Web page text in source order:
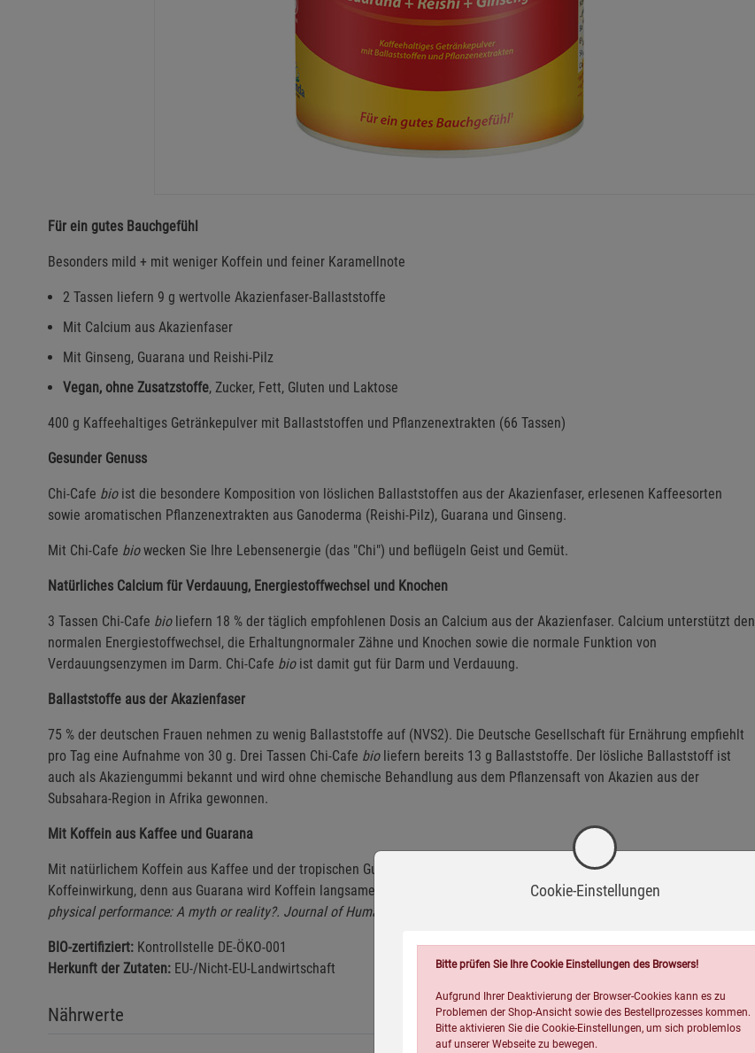
Für ein gutes Bauchgefühl
Besonders mild + mit weniger Koffein und feiner Karamellnote
2 Tassen liefern 9 g wertvolle Akazienfaser-Ballaststoffe
Mit Calcium aus Akazienfaser
Mit Ginseng, Guarana und Reishi-Pilz
Vegan, ohne Zusatzstoffe, Zucker, Fett, Gluten und Laktose
400 g Kaffeehaltiges Getränkepulver mit Ballaststoffen und Pflanzenextrakten (66 Tassen)
Gesunder Genuss
Chi-Cafe bioist die besondere Komposition von löslichen Ballaststoffen aus der Akazienfaser, erlesenen Kaffeesorten
sowie aromatischen Pflanzenextrakten aus Ganoderma (Reishi-Pilz), Guarana und Ginseng.
Mit Chi-Cafe biowecken Sie Ihre Lebensenergie (das "Chi") und beflügeln Geist und Gemüt.
Natürliches Calcium für Verdauung, Energiestoffwechsel und Knochen
3 Tassen Chi-Cafe bioliefern 18 % der täglich empfohlenen Dosis an Calcium aus der Akazienfaser. Calcium unterstützt den
normalen Energiestoffwechsel, die Erhaltungnormaler Zähne und Knochen sowie die normale Funktion von
Verdauungsenzymen im Darm. Chi-Cafe bioist damit gut für Darm und Verdauung.
Ballaststoffe aus der Akazienfaser
75 % der deutschen Frauen nehmen zu wenig Ballaststoffe auf (NVS2). Die Deutsche Gesellschaft für Ernährung empfiehlt
pro Tag eine Aufnahme von 30 g. Drei Tassen Chi-Cafe bioliefern bereits 13 g Ballaststoffe. Der lösliche Ballaststoff ist
auch als Akaziengummi bekannt und wird ohne chemische Behandlung aus dem Pflanzensaft von Akazien aus der
Subsahara-Region in Afrika gewonnen.
Mit Koffein aus Kaffee und Guarana
Mit natürlichem Koffein aus Kaffee und der tropischen Guarana-Frucht bietet Chi-Cafe
eine milde und langanhaltende
Koffeinwirkung, denn aus Guarana wird Koffein langsamer freigesetzt (siehe
D'Angelo S, Ascione A (2020): Guarana and
physical performance: A myth or reality?. Journal of Human Sport and Exercise, 15(3proc), S539-S551)
BIO-zertifiziert: Kontrollstelle DE-ÖKO-001
Herkunft der Zutaten: EU-/Nicht-EU-Landwirtschaft
Nährwerte
Cookie-Einstellungen
Bitte prüfen Sie Ihre Cookie Einstellungen des Browsers!
Aufgrund Ihrer Deaktivierung der Browser-Cookies kann es zu
Problemen der Shop-Ansicht sowie des Bestellprozesses kommen.
Bitte aktivieren Sie die Cookie-Einstellungen, um sich problemlos
auf unserer Webseite zu bewegen.